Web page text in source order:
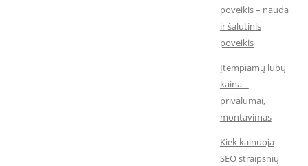
poveikis – nauda
ir šalutinis
poveikis
Įtempiamų lubų
kaina –
privalumai,
montavimas
Kiek kainuoja
SEO straipsnių